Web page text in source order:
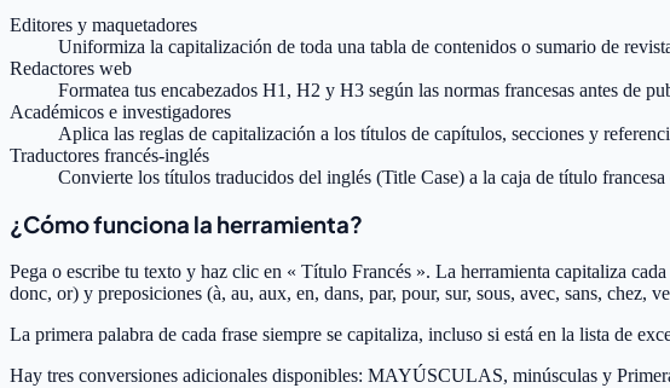
Editores y maquetadores
Uniformiza la capitalización de toda una tabla de contenidos o sumario de
Redactores web
Formatea tus encabezados H1, H2 y H3 según las normas francesas antes de
Académicos e investigadores
Aplica las reglas de capitalización a los títulos de capítulos, secciones y
Traductores francés-inglés
Convierte los títulos traducidos del inglés (Title Case) a la caja de título
¿Cómo funciona la herramienta?
Pega o escribe tu texto y haz clic en « Título Francés ». La herramienta capitaliza
donc, or) y preposiciones (à, au, aux, en, dans, par, pour, sur, sous, avec, sans, chez,
La primera palabra de cada frase siempre se capitaliza, incluso si está en la lista de
Hay tres conversiones adicionales disponibles: MAYÚSCULAS, minúsculas y